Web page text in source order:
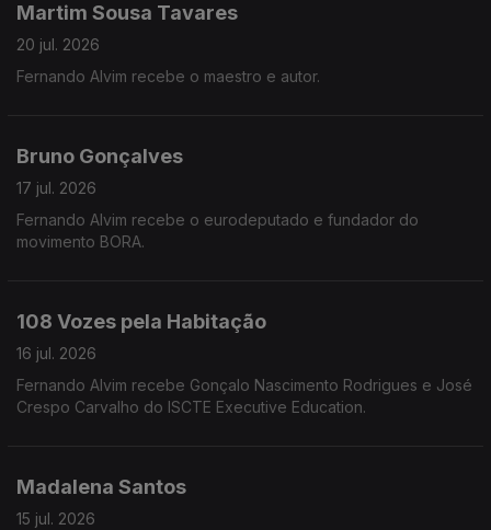
Martim Sousa Tavares
20 jul. 2026
Fernando Alvim recebe o maestro e autor.
Bruno Gonçalves
17 jul. 2026
Fernando Alvim recebe o eurodeputado e fundador do
movimento BORA.
108 Vozes pela Habitação
16 jul. 2026
Fernando Alvim recebe Gonçalo Nascimento Rodrigues e José
Crespo Carvalho do ISCTE Executive Education.
Madalena Santos
15 jul. 2026